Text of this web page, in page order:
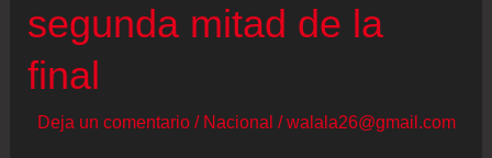
segunda mitad de la
final
Deja un comentario / Nacional /walala26@gmail.com